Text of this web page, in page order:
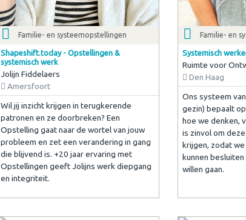
Familie- en systeemopstellingen
Shapeshift.today - Opstellingen &
systemisch werk
Jolijn Fiddelaers
Amersfoort
Wil jij inzicht krijgen in terugkerende
patronen en ze doorbreken? Een
Opstelling gaat naar de wortel van jouw
probleem en zet een verandering in gang
die blijvend is. +20 jaar ervaring met
Opstellingen geeft Jolijns werk diepgang
en integriteit.
Familie- en
Systemisch
Ruimte voor
Den Haag
Ons systeem
gezin) bepaalt
hoe we denken,
is zinvol om
krijgen, zodat
kunnen
willen gaan.